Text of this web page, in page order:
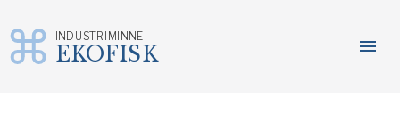
menu
INDUSTRIMINNE
EKOFISK